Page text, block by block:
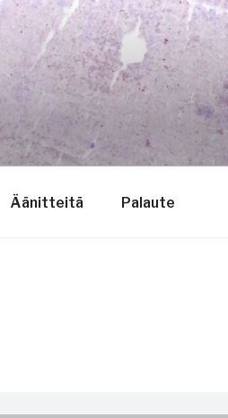
Äänitteitä Palaute